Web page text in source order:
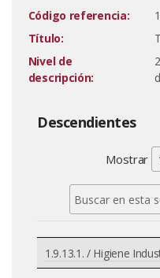
Código referencia:
Título:
Nivel de
descripción:
Descendientes
Mostrar
1.9.13.1. / Higiene